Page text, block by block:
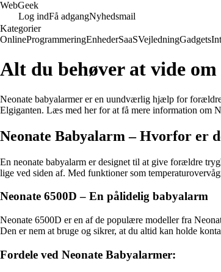
WebGeek
Log indFå adgangNyhedsmail
Kategorier
OnlineProgrammeringEnhederSaaSVejledningGadgets
Alt du behøver at vide
Neonate babyalarmer er en uundværlig hjælp for
Elgiganten. Læs med her for at få mere information om
Neonate Babyalarm – Hvorfor er
En neonate babyalarm er designet til at give forældre
lige ved siden af. Med funktioner som
Neonate 6500D – En pålidelig babyalarm
Neonate 6500D er en af de populære modeller fra
Den er nem at bruge og sikrer, at du altid kan holde
Fordele ved Neonate Babyalarmer: